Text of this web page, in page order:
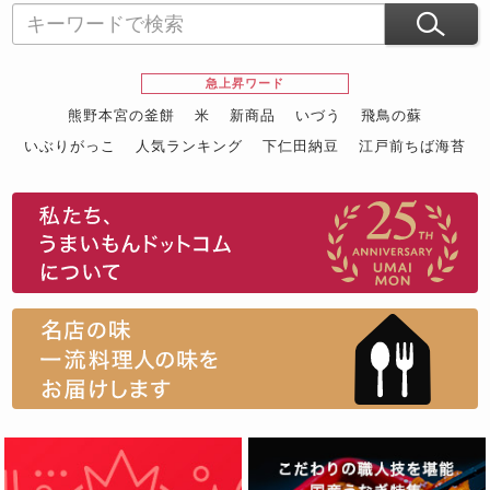
急上昇ワード
熊野本宮の釜餅 米 新商品 いづう
飛鳥の蘇
いぶりがっこ
人気ランキング 下仁田納豆
江戸前ちば海苔